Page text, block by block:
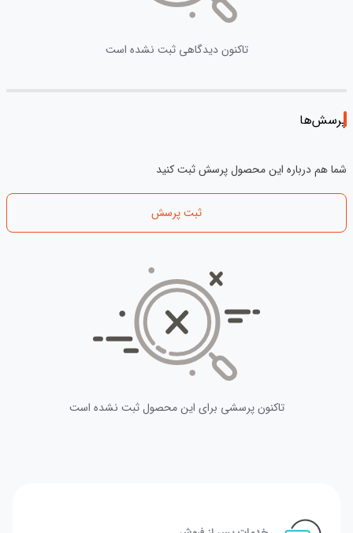
تاکنون دیدگاهی ثبت نشده است
پرسش‌ها
شما هم درباره این محصول پرسش ثبت کنید
ثبت پرسش
تاکنون پرسشی برای این محصول ثبت نشده است